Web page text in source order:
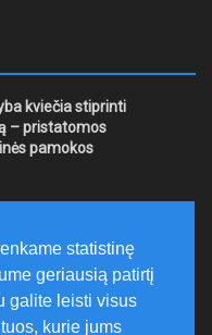
kviečia stiprinti
– pristatomos
pamokos
statistinę
geriausią patirtį
galite leisti visus
kurie jums